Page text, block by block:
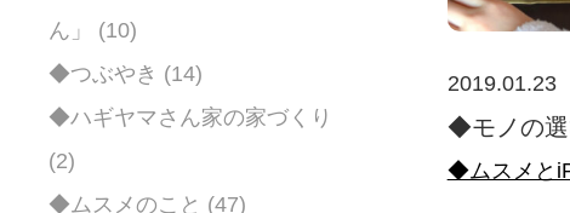
2019.01.23
◆モノの
◆ムスメと
ん」 (10)
◆つぶやき (14)
◆ハギヤマさん家の家づくり
(2)
◆ムスメのこと (47)